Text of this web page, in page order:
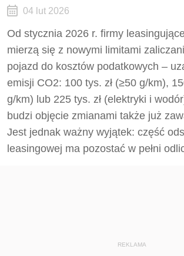
04 lut 2026
Od stycznia 2026 r. firmy
mierzą się z nowymi limitami
pojazd do kosztów podatkowych –
emisji CO2: 100 tys. zł (≥50 g/km),
g/km) lub 225 tys. zł (elektryki i
budzi objęcie zmianami także już
Jest jednak ważny wyjątek: część
leasingowej ma pozostać w pełni
REKLAMA